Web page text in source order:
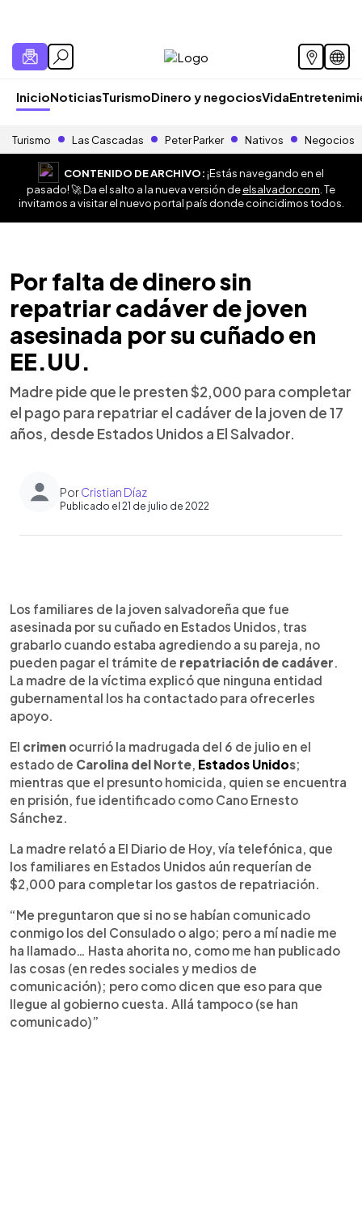
InicioNoticiasTurismoDinero y negociosVida
Turismo Las Cascadas Peter Parker Nativos Negocios
CONTENIDO DE ARCHIVO:¡Estás navegando en el
pasado! 🚀 Da el salto a la nueva versión deelsalvador.com . Te
invitamos a visitar el nuevo portal país donde coincidimos todos.
Por falta de dinero sin
repatriar cadáver de joven
asesinada por su cuñado en
EE.UU.
Madre pide que le presten $2,000 para completar
el pago para repatriar el cadáver de la joven de 17
años, desde Estados Unidos a El Salvador.
PorCristian Díaz
Publicado el 21 de julio de 2022
► Escuchar artículo
Los familiares de la joven salvadoreña que fue
asesinada por su cuñado en Estados Unidos, tras
grabarlo cuando estaba agrediendo a su pareja, no
pueden pagar el trámite de repatriación de cadáver.
La madre de la víctima explicó que ninguna entidad
gubernamental los ha contactado para ofrecerles
apoyo.
El crimen ocurrió la madrugada del 6 de julio en el
estado de Carolina del Norte, Estados Unidos;
mientras que el presunto homicida, quien se encuentra
en prisión, fue identificado como Cano Ernesto
Sánchez.
La madre relató a El Diario de Hoy, vía telefónica, que
los familiares en Estados Unidos aún requerían de
$2,000 para completar los gastos de repatriación.
“Me preguntaron que si no se habían comunicado
conmigo los del Consulado o algo; pero a mí nadie me
ha llamado… Hasta ahorita no, como me han publicado
las cosas (en redes sociales y medios de
comunicación); pero como dicen que eso para que
llegue al gobierno cuesta. Allá tampoco (se han
comunicado)”